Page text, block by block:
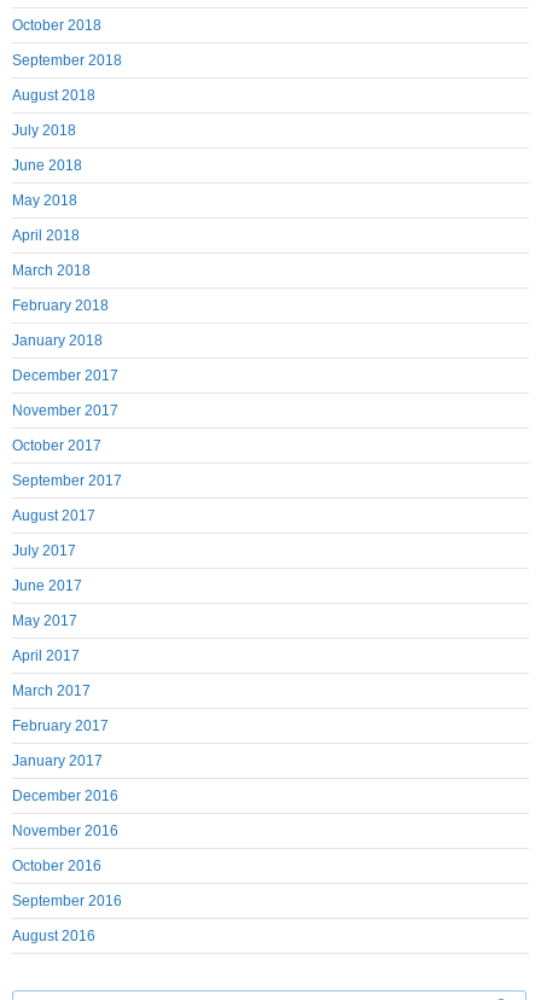
October 2018
September 2018
August 2018
July 2018
June 2018
May 2018
April 2018
March 2018
February 2018
January 2018
December 2017
November 2017
October 2017
September 2017
August 2017
July 2017
June 2017
May 2017
April 2017
March 2017
February 2017
January 2017
December 2016
November 2016
October 2016
September 2016
August 2016